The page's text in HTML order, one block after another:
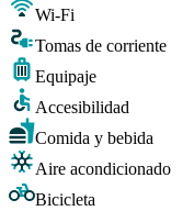
Wi-Fi
Tomas de corriente
Equipaje
Accesibilidad
Comida y bebida
Aire acondicionado
Bicicleta